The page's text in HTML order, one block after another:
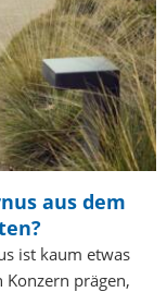
aus dem
ist kaum etwas
Konzern prägen,